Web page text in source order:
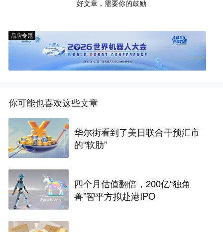
好文章，需要你的鼓励
品牌专题
你可能也喜欢这些文章
华尔街看到了美日联合干预汇市
的“软肋”
四个月估值翻倍，200亿“独角
兽”智平方拟赴港IPO